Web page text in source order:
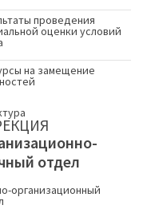
проведения
оценки условий
на замещение
отдел
организационный